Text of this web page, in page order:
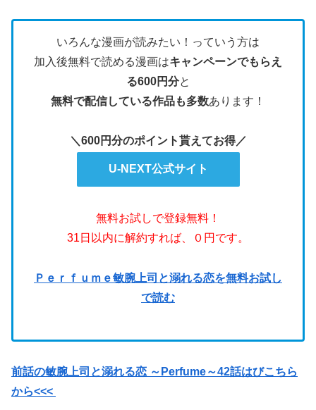
いろんな漫画が読みたい！っていう方は
加入後無料で読める漫画はキャンペーンでもらえ
る600円分と
無料で配信している作品も多数あります！
＼600円分のポイント貰えてお得／
U-NEXT公式サイト
無料お試しで登録無料！
31日以内に解約すれば、０円です。
Ｐｅｒｆｕｍｅ敏腕上司と溺れる恋を無料お試し
で読む
前話の敏腕上司と溺れる恋 ～Perfume～42話はびこちら
から<<<